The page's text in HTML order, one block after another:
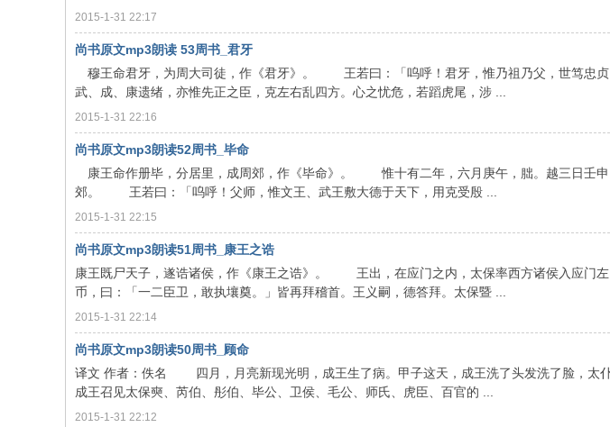
2015-1-31 22:17
尚书原文mp3朗读 53周书_君牙
穆王命君牙，为周大司徒，作《君牙》。 王若曰：「呜呼！君牙，惟乃祖乃父，世笃忠贞
武、成、康遗绪，亦惟先正之臣，克左右乱四方。心之忧危，若蹈虎尾，涉 ...
2015-1-31 22:16
尚书原文mp3朗读52周书_毕命
康王命作册毕，分居里，成周郊，作《毕命》。 惟十有二年，六月庚午，朏。越三日壬申
郊。 王若曰：「呜呼！父师，惟文王、武王敷大德于天下，用克受殷 ...
2015-1-31 22:15
尚书原文mp3朗读51周书_康王之诰
康王既尸天子，遂诰诸侯，作《康王之诰》。 王出，在应门之内，太保率西方诸侯入应门
币，曰：「一二臣卫，敢执壤奠。」皆再拜稽首。王义嗣，德答拜。太保暨 ...
2015-1-31 22:14
尚书原文mp3朗读50周书_顾命
译文 作者：佚名 四月，月亮新现光明，成王生了病。甲子这天，成王洗了头发洗了脸，太仆
成王召见太保奭、芮伯、彤伯、毕公、卫侯、毛公、师氏、虎臣、百官的 ...
2015-1-31 22:12